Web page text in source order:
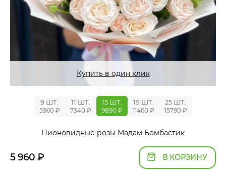
Купить в один клик
9 ШТ.
5960 ₽
11 ШТ.
7340 ₽
15 ШТ.
9890 ₽
19 ШТ.
11460 ₽
25 ШТ.
15790 ₽
Пионовидные розы Мадам Бомбастик
5 960 ₽ В КОРЗИНУ